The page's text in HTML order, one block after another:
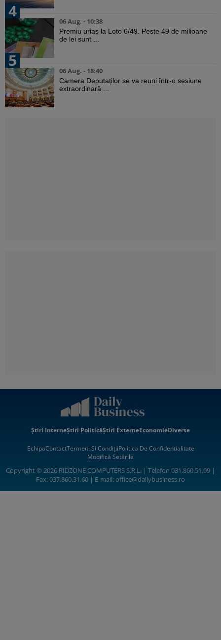
4
06 Aug. - 10:38
Premiu uriaș la Loto 6/49. Peste 49 de milioane
de lei sunt ...
5
06 Aug. - 18:40
Camera Deputaților se va reuni într-o sesiune
extraordinară ...
Știri InterneȘtiri PoliticăȘtiri ExterneEconomieDiverse
EchipaContactTermeni Si CondițiiPolitica De Confidentialitate
Modifică Setările
Copyright © 2026 RIDZONE COMPUTERS S.R.L. | Telefon 031.860.51.09 |
Fax: 037.860.31.60 | E-mail:office@dailybusiness.ro